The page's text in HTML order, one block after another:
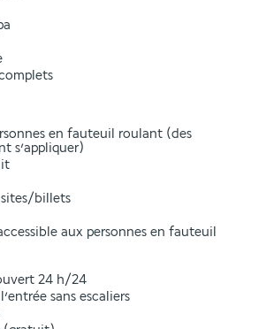
en fauteuil roulant (des
s’appliquer)
billets
aux personnes en fauteuil
24 h/24
sans escaliers